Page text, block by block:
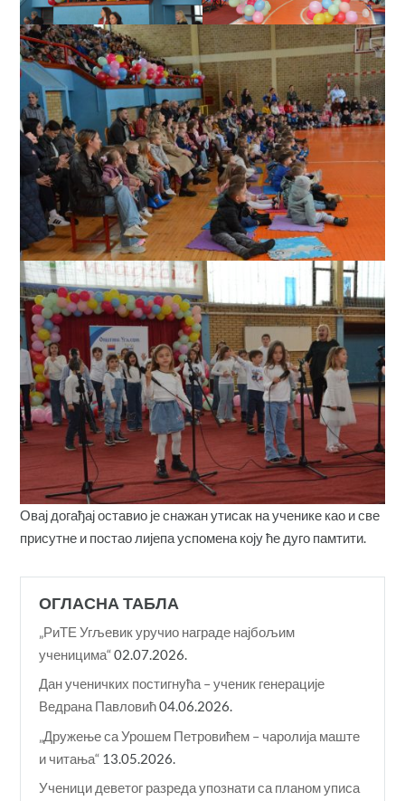
Овај догађај оставио је снажан утисак на ученике као и све
присутне и постао лијепа успомена коју ће дуго памтити.
ОГЛАСНА ТАБЛА
„РиТЕ Угљевик уручио награде најбољим
ученицима“02.07.2026.
Дан ученичких постигнућа – ученик генерације
Ведрана Павловић04.06.2026.
„Дружење са Урошем Петровићем – чаролија маште
и читања“ 13.05.2026.
Ученици деветог разреда упознати са планом уписа